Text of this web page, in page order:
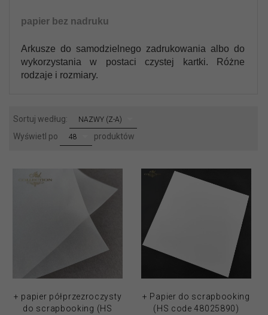
papier bez nadruku
Arkusze do samodzielnego zadrukowania albo do
wykorzystania w postaci czystej kartki. Różne
rodzaje i rozmiary.
Sortuj według: sortNAZWY (Z-A)
Wyświetl po pop48 produktów
+ papier półprzezroczysty
do scrapbooking (HS
+ Papier do scrapbooking
(HS code 48025890)